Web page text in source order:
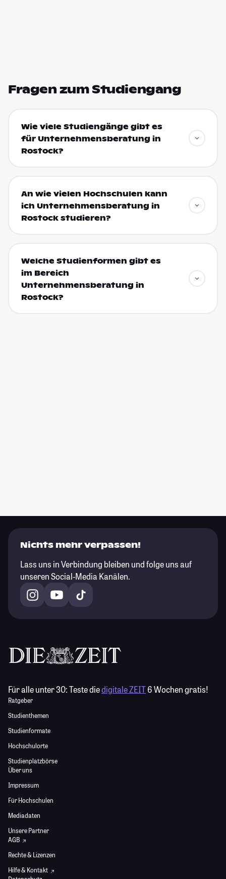
Fragen zum Studiengang
Wie viele Studiengänge gibt es
für Unternehmensberatung in
Rostock?
An wie vielen Hochschulen kann
ich Unternehmensberatung in
Rostock studieren?
Welche Studienformen gibt es
im Bereich
Unternehmensberatung in
Rostock?
Nichts mehr verpassen!
Lass uns in Verbindung bleiben und folge uns auf
unseren Social-Media Kanälen.
Für alle unter 30:Teste diedigitale ZEIT6 Wochen gratis!
Ratgeber
Studienthemen
Studienformate
Hochschulorte
Studienplatzbörse
Über uns
Impressum
Für Hochschulen
Mediadaten
Unsere Partner
AGB
Rechte & Lizenzen
Hilfe & Kontakt